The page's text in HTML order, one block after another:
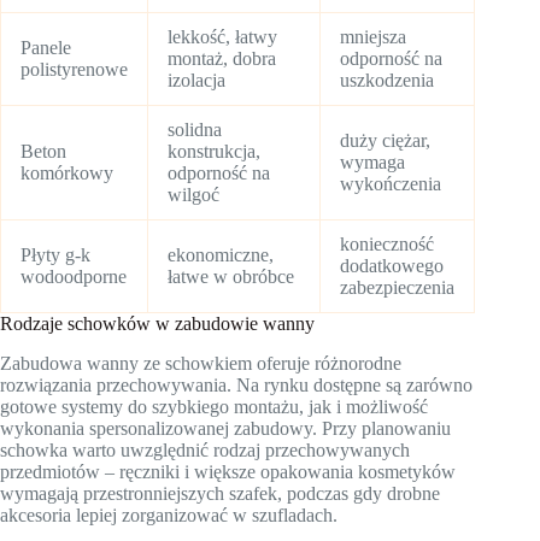
Panele
polistyrenowe
lekkość, łatwy
montaż, dobra
izolacja
mniejsza
odporność na
uszkodzenia
Beton
komórkowy
solidna
konstrukcja,
odporność na
wilgoć
duży ciężar,
wymaga
wykończenia
Płyty g-k
wodoodporne
ekonomiczne,
łatwe w obróbce
konieczność
dodatkowego
zabezpieczenia
Rodzaje schowków w zabudowie wanny
Zabudowa wanny ze schowkiem oferuje różnorodne
rozwiązania przechowywania. Na rynku dostępne są zarówno
gotowe systemy do szybkiego montażu, jak i możliwość
wykonania spersonalizowanej zabudowy. Przy planowaniu
schowka warto uwzględnić rodzaj przechowywanych
przedmiotów – ręczniki i większe opakowania kosmetyków
wymagają przestronniejszych szafek, podczas gdy drobne
akcesoria lepiej zorganizować w szufladach.